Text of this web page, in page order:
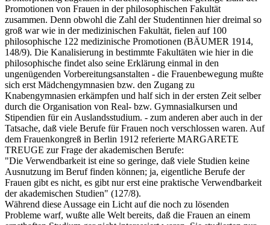
Promotionen von Frauen in der philosophischen Fakultät
zusammen. Denn obwohl die Zahl der Studentinnen hier dreimal so
groß war wie in der medizinischen Fakultät, fielen auf 100
philosophische 122 medizinische Promotionen (BÄUMER 1914,
148/9). Die Kanalisierung in bestimmte Fakultäten wie hier in die
philosophische findet also seine Erklärung einmal in den
ungenügenden Vorbereitungsanstalten - die Frauenbewegung mußte
sich erst Mädchengymnasien bzw. den Zugang zu
Knabengymnasien erkämpfen und half sich in der ersten Zeit selber
durch die Organisation von Real- bzw. Gymnasialkursen und
Stipendien für ein Auslandsstudium. - zum anderen aber auch in der
Tatsache, daß viele Berufe für Frauen noch verschlossen waren. Auf
dem Frauenkongreß in Berlin 1912 referierte MARGARETE
TREUGE zur Frage der akademischen Berufe:
"Die Verwendbarkeit ist eine so geringe, daß viele Studien keine
Ausnutzung im Beruf finden können; ja, eigentliche Berufe der
Frauen gibt es nicht, es gibt nur erst eine praktische Verwendbarkeit
der akademischen Studien" (127/8).
Während diese Aussage ein Licht auf die noch zu lösenden
Probleme warf, wußte alle Welt bereits, daß die Frauen an einem